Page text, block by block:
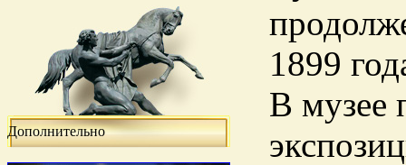
Дополнительно
1899
В музее